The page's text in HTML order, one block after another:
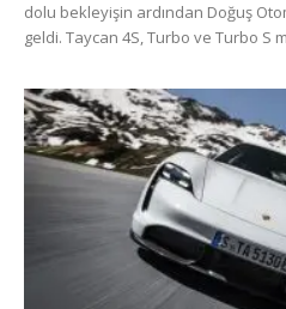
dolu bekleyişin ardından Doğuş
geldi. Taycan 4S, Turbo ve Turbo S